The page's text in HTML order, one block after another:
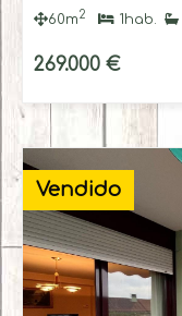
construcción de la
60m2 1hab.
269.000 €
Vendido